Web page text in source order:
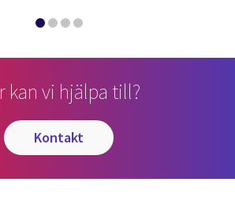
kan vi hjälpa till?
kontakt